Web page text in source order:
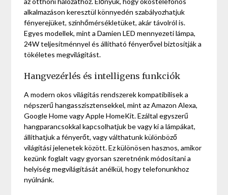
alkalmazáson keresztül könnyedén szabályozhatjuk
fényerejüket, színhőmérsékletüket, akár távolról is.
Egyes modellek, mint a Damien LED mennyezeti lámpa,
24W teljesítménnyel és állítható fényerővel biztosítják a
tökéletes megvilágítást.
Hangvezérlés és intelligens funkciók
A modern okos világítás rendszerek kompatibilisek a
népszerű hangasszisztensekkel, mint az Amazon Alexa,
Google Home vagy Apple HomeKit. Ezáltal egyszerű
hangparancsokkal kapcsolhatjuk be vagy ki a lámpákat,
állíthatjuk a fényerőt, vagy válthatunk különböző
világítási jelenetek között. Ez különösen hasznos, amikor
kezünk foglalt vagy gyorsan szeretnénk módosítani a
helyiség megvilágítását anélkül, hogy telefonunkhoz
nyúlnánk.